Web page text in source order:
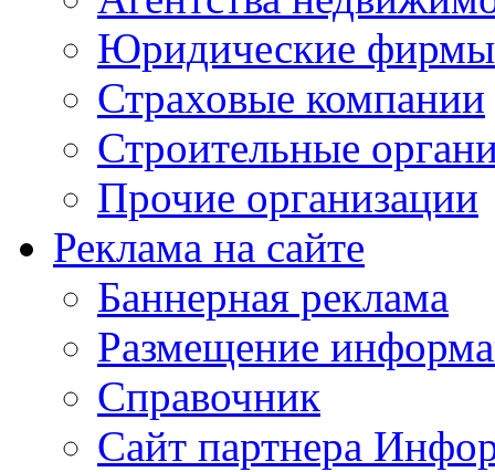
Юридические фирмы
Страховые компании
Строительные
Прочие организации
Реклама на сайте
Баннерная реклама
Размещение
Справочник
Сайт партнера